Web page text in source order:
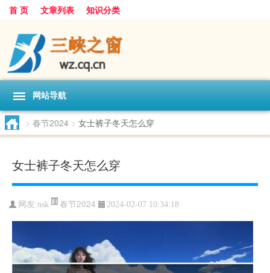
首 页 文章列表 知识分类
网站导航
> 春节2024 > 女士裤子冬天怎么穿
女士裤子冬天怎么穿
网友:nsk 春节2024 2024-02-07 10:34:18